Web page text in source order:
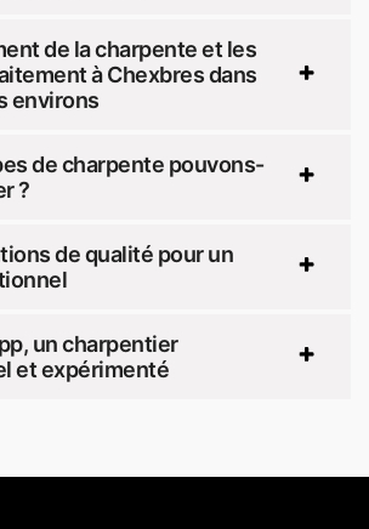
de la charpente et les
à Chexbres dans
environs
de charpente pouvons-
?
de qualité pour un
un charpentier
et expérimenté